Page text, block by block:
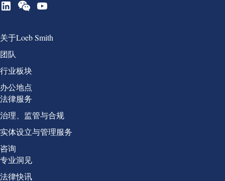
Group 1
关于Loeb Smith
团队
行业板块
办公地点
Group 2
法律服务
治理、监管与合规
实体设立与管理服务
咨询
Group 3
专业洞见
法律快讯